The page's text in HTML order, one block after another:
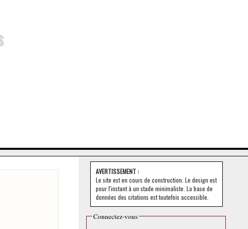
AVERTISSEMENT :
Le site est en cours de construction. Le design est
pour l'instant à un stade minimaliste. La base de
données des citations est toutefois accessible.
Connectez-vous